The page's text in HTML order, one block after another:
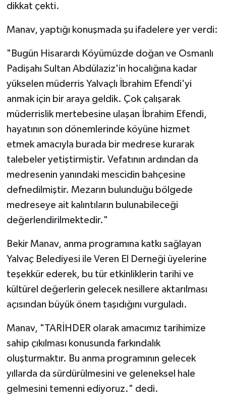
dikkat çekti.
Manav, yaptığı konuşmada şu ifadelere yer verdi:
"Bugün Hisarardı Köyümüzde doğan ve Osmanlı
Padişahı Sultan Abdülaziz'in hocalığına kadar
yükselen müderris Yalvaçlı İbrahim Efendi'yi
anmak için bir araya geldik. Çok çalışarak
müderrislik mertebesine ulaşan İbrahim Efendi,
hayatının son dönemlerinde köyüne hizmet
etmek amacıyla burada bir medrese kurarak
talebeler yetiştirmiştir. Vefatının ardından da
medresenin yanındaki mescidin bahçesine
defnedilmiştir. Mezarın bulunduğu bölgede
medreseye ait kalıntıların bulunabileceği
değerlendirilmektedir."
Bekir Manav, anma programına katkı sağlayan
Yalvaç Belediyesi ile Veren El Derneği üyelerine
teşekkür ederek, bu tür etkinliklerin tarihi ve
kültürel değerlerin gelecek nesillere aktarılması
açısından büyük önem taşıdığını vurguladı.
Manav, "TARİHDER olarak amacımız tarihimize
sahip çıkılması konusunda farkındalık
oluşturmaktır. Bu anma programının gelecek
yıllarda da sürdürülmesini ve geleneksel hale
gelmesini temenni ediyoruz." dedi.